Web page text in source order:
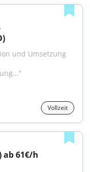
und Umsetzung
Vollzeit
ab 61€/h